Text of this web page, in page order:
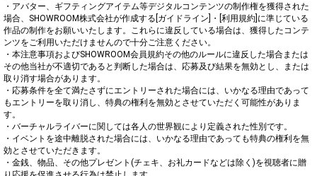
・アバター、ギフティングアイテム等デジタルコンテンツの制作権を獲得された
場合、SHOWROOM株式会社が作成する[ガイドライン]・[利用規約]に準じている
作品の制作をお願いいたします。これらに違反している場合は、獲得したコンテ
ンツをご利用いただけませんので十分ご注意ください。
・本注意事項およびSHOWROOM会員規約その他のルールに違反した場合または
その他当社が不適切であると判断した場合は、応募及び結果を無効とし、または
取り消す場合があります。
・応募条件を全て満たさずにエントリーされた場合には、いかなる理由であって
もエントリーを取り消し、特典の権利を無効とさせていただく可能性がありま
す。
・バーチャルライバーに関しては各人の世界観により定義された性別です。
・イベントを途中離脱された場合には、いかなる理由であっても特典の権利を無
効とさせていただきます。
・金銭、物品、その他プレゼント(チェキ、お礼カードなどは除く)を視聴者に贈